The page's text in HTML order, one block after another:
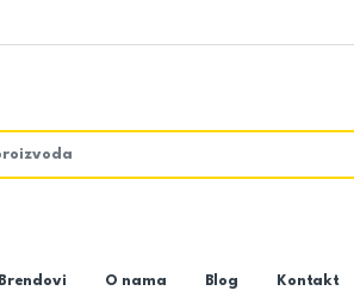
Brendovi O nama Blog Kontakt